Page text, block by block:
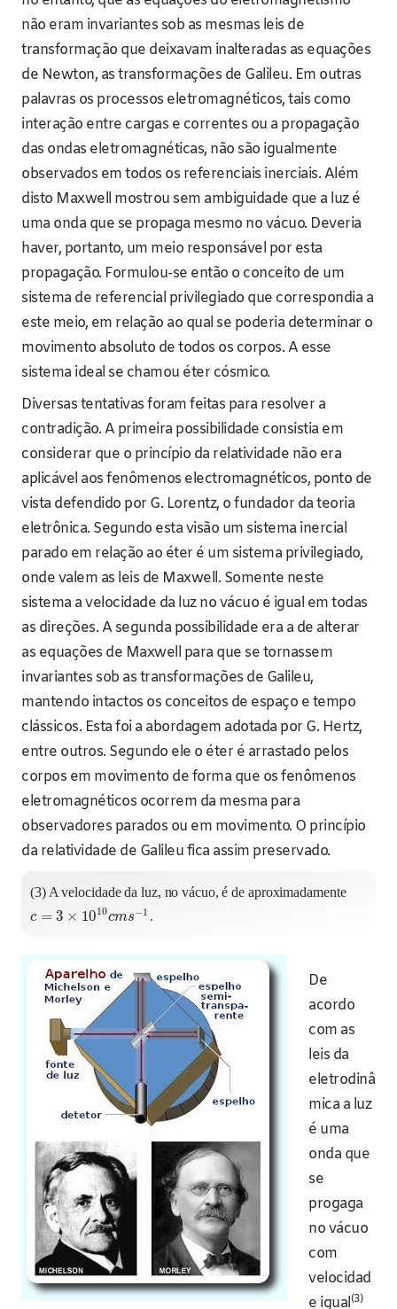
não eram invariantes sob as mesmas leis de
transformação que deixavam inalteradas as equações
de Newton, as transformações de Galileu. Em outras
palavras os processos eletromagnéticos, tais como
interação entre cargas e correntes ou a propagação
das ondas eletromagnéticas, não são igualmente
observados em todos os referenciais inerciais. Além
disto Maxwell mostrou sem ambiguidade que a luz é
uma onda que se propaga mesmo no vácuo. Deveria
haver, portanto, um meio responsável por esta
propagação. Formulou-se então o conceito de um
sistema de referencial privilegiado que correspondia a
este meio, em relação ao qual se poderia determinar o
movimento absoluto de todos os corpos. A esse
sistema ideal se chamou éter cósmico.
Diversas tentativas foram feitas para resolver a
contradição. A primeira possibilidade consistia em
considerar que o princípio da relatividade não era
aplicável aos fenômenos electromagnéticos, ponto de
vista defendido por G. Lorentz, o fundador da teoria
eletrônica. Segundo esta visão um sistema inercial
parado em relação ao éter é um sistema privilegiado,
onde valem as leis de Maxwell. Somente neste
sistema a velocidade da luz no vácuo é igual em todas
as direções. A segunda possibilidade era a de alterar
as equações de Maxwell para que se tornassem
invariantes sob as transformações de Galileu,
mantendo intactos os conceitos de espaço e tempo
clássicos. Esta foi a abordagem adotada por G. Hertz,
entre outros. Segundo ele o éter é arrastado pelos
corpos em movimento de forma que os fenômenos
eletromagnéticos ocorrem da mesma para
observadores parados ou em movimento. O princípio
da relatividade de Galileu fica assim preservado.
(3) A velocidade da luz, no vácuo, é de aproximadamente
c = 3 × 1010cms−1 .
De
acordo
com as
leis da
eletrodinâ
mica a luz
é uma
onda que
se
progaga
no vácuo
com
velocidad
e igual(3)